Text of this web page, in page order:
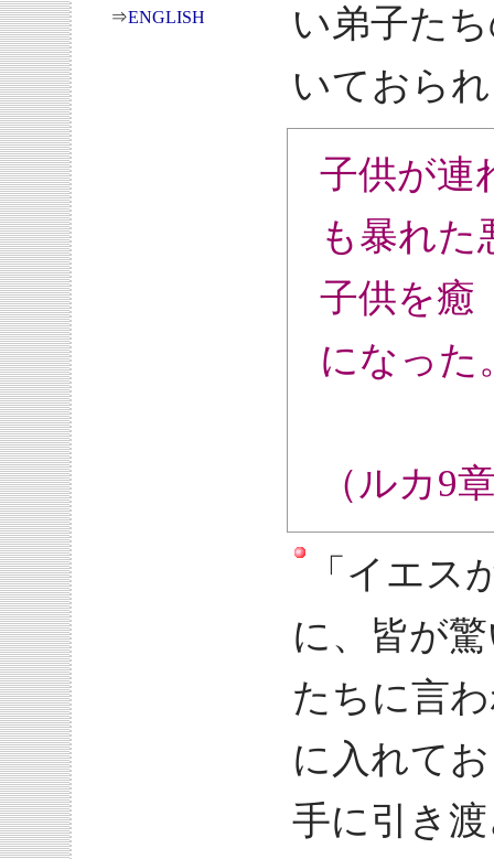
⇒ENGLISH
い弟子た
いておら
子供が連
も暴れた
子供を癒
になった
（ルカ9
「イエス
に、皆が
たちに言
に入れて
手に引き